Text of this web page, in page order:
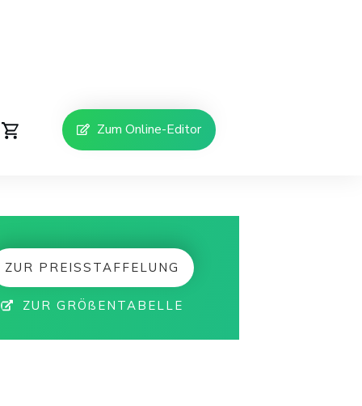
Zum Online-Editor
ZUR PREISSTAFFELUNG
ZUR GRÖßENTABELLE